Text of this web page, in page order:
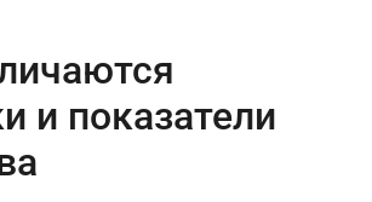
и показатели